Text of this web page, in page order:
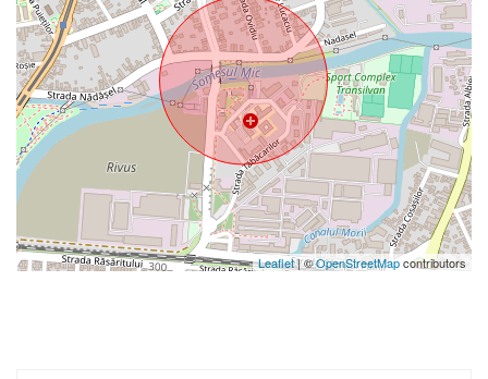
Leaflet| ©OpenStreetMapcontributors